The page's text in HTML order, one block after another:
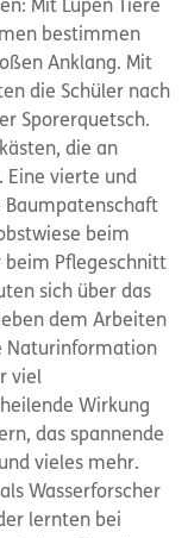
Mit Lupen Tiere
bestimmen
Anklang. Mit
die Schüler nach
Sporerquetsch.
die an
Eine vierte und
Baumpatenschaft
beim
beim Pflegeschnitt
sich über das
dem Arbeiten
Naturinformation
viel
Wirkung
das spannende
vieles mehr.
Wasserforscher
lernten bei